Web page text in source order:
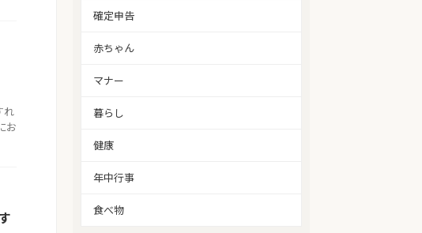
れ
お
確定申告
赤ちゃん
マナー
暮らし
健康
年中行事
食べ物